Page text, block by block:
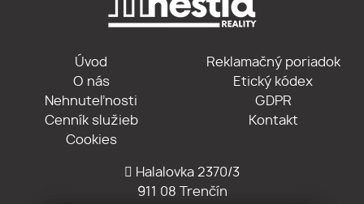
Úvod
O nás
Nehnuteľnosti
Cenník služieb
Cookies
Reklamačný poriadok
Etický kódex
GDPR
Kontakt
Halalovka 2370/3
911 08 Trenčín